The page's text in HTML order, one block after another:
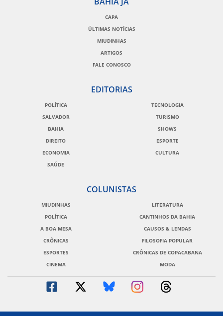
CAPA
ÚLTIMAS NOTÍCIAS
MIUDINHAS
ARTIGOS
FALE CONOSCO
EDITORIAS
POLÍTICA
SALVADOR
BAHIA
DIREITO
ECONOMIA
SAÚDE
TECNOLOGIA
TURISMO
SHOWS
ESPORTE
CULTURA
COLUNISTAS
MIUDINHAS
POLÍTICA
A BOA MESA
CRÔNICAS
ESPORTES
CINEMA
LITERATURA
CANTINHOS DA BAHIA
CAUSOS & LENDAS
FILOSOFIA POPULAR
CRÔNICAS DE COPACABANA
MODA